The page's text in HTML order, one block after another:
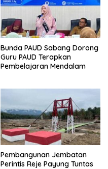
Bunda PAUD Sabang Dorong
Guru PAUD Terapkan
Pembelajaran Mendalam
Pembangunan Jembatan
Perintis Reje Payung Tuntas